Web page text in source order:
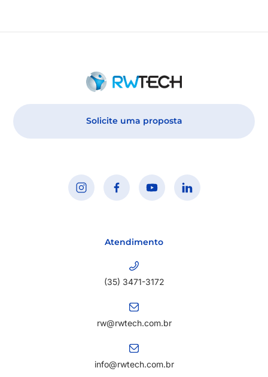
Solicite uma proposta
Atendimento
(35) 3471-3172
rw@rwtech.com.br
info@rwtech.com.br